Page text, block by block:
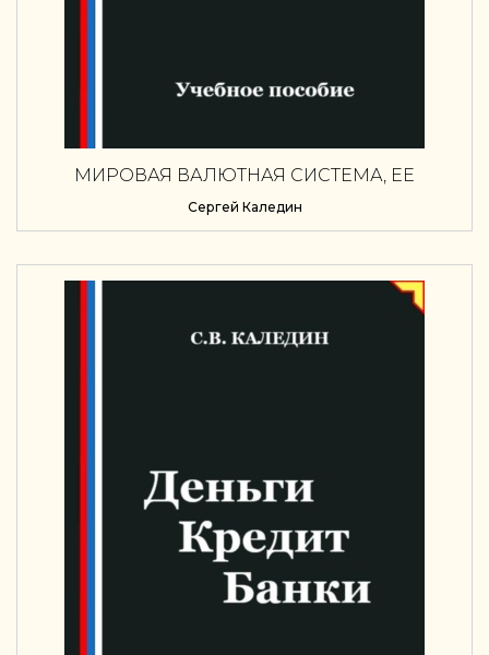
МИРОВАЯ ВАЛЮТНАЯ СИСТЕМА, ЕЕ
ЭВОЛЮЦИЯ И ИНСТИТУТЫ
Сергей Каледин